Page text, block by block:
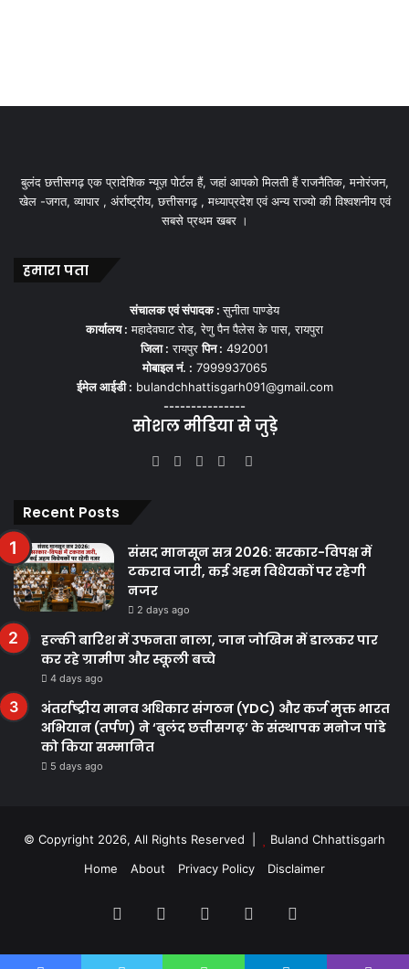
बुलंद छत्तीसगढ़ एक प्रादेशिक न्यूज़ पोर्टल हैं, जहां आपको मिलती हैं राजनैतिक, मनोरंजन,
खेल -जगत, व्यापार , अंर्राष्ट्रीय, छत्तीसगढ़ , मध्याप्रदेश एवं अन्य राज्यो की विश्वशनीय एवं
सबसे प्रथम खबर ।
हमारा पता
संचालक एवं संपादक :सुनीता पाण्डेय
कार्यालय : महादेवघाट रोड, रेणु पैन पैलेस के पास, रायपुरा
जिला : रायपुरपिन : 492001
मोबाइल नं. : 7999937065
ईमेल आईडी : bulandchhattisgarh091@gmail.com
---------------
सोशल मीडिया से जुड़े
Facebook
TwitterYouTubeInstagram
WhatsApp
Recent Posts
संसद मानसून सत्र 2026: सरकार-विपक्ष में
टकराव जारी, कई अहम विधेयकों पर रहेगी
नजर
2 days ago
हल्की बारिश में उफनता नाला, जान जोखिम में डालकर पार
कर रहे ग्रामीण और स्कूली बच्चे
4 days ago
अंतर्राष्ट्रीय मानव अधिकार संगठन (YDC) और कर्ज मुक्त भारत
अभियान (तर्पण) ने ‘बुलंद छत्तीसगढ़’ के संस्थापक मनोज पांडे
को किया सम्मानित
5 days ago
© Copyright 2026, All Rights Reserved |
Buland Chhattisgarh
Home
About Privacy Policy Disclaimer
FacebookTwitter YouTubeInstagram